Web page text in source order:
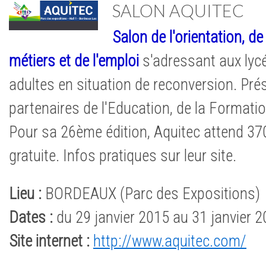
SALON AQUITEC
Salon de l'orientation,
métiers et de l'emploi s'adressant aux
adultes en situation de reconversion.
partenaires de l'Education, de la
Pour sa 26ème édition, Aquitec attend
gratuite. Infos pratiques sur leur site.
Lieu : BORDEAUX (Parc des Expositions)
Dates : du 29 janvier 2015 au 31 janvier
Site internet : http://www.aquitec.com/